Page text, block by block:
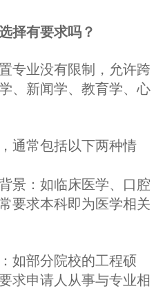
择有要求吗？
专业没有限制，允许跨
、新闻学、教育学、心
通常包括以下两种情
景：如临床医学、口腔
要求本科即为医学相关
如部分院校的工程硕
求申请人从事与专业相